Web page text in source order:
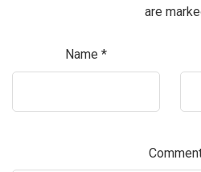
are
Name *